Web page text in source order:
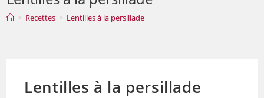
> Recettes > Lentilles à la persillade
Lentilles à la persillade